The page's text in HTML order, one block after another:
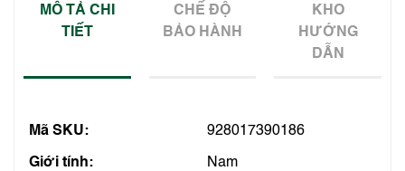
MÔ TẢ CHI
TIẾT
CHẾ ĐỘ
BẢO HÀNH
KHO
HƯỚNG
DẪN
Mã SKU: 928017390186
Giới tính: Nam